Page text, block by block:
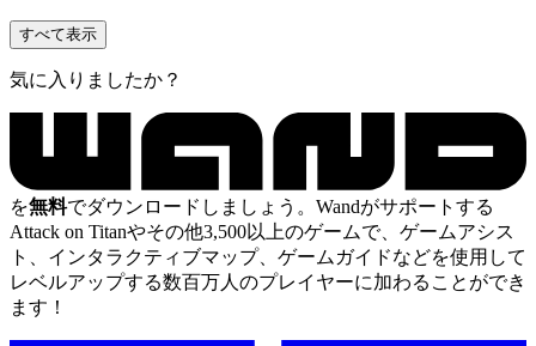
すべて表示
気に入りましたか？
を無料でダウンロードしましょう。Wandがサポートする
Attack on Titanやその他3,500以上のゲームで、ゲームアシス
ト、インタラクティブマップ、ゲームガイドなどを使用して
レベルアップする数百万人のプレイヤーに加わることができ
ます！